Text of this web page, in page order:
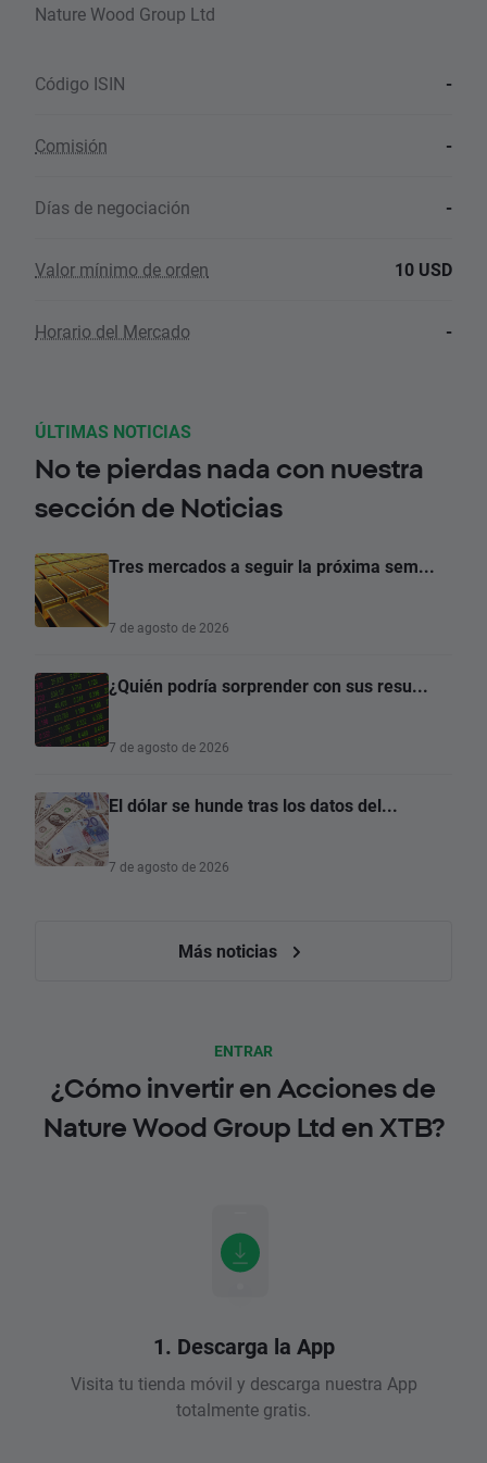
Nature Wood Group Ltd
Código ISIN -
Comisión -
Días de negociación -
Valor mínimo de orden 10 USD
Horario del Mercado -
ÚLTIMAS NOTICIAS
No te pierdas nada con nuestra
sección de Noticias
Tres mercados a seguir la próxima sem...
7 de agosto de 2026
¿Quién podría sorprender con sus resu...
7 de agosto de 2026
El dólar se hunde tras los datos del...
7 de agosto de 2026
Más noticias
ENTRAR
¿Cómo invertir en Acciones de
Nature Wood Group Ltd en XTB?
1. Descarga la App
Visita tu tienda móvil y descarga nuestra App
totalmente gratis.